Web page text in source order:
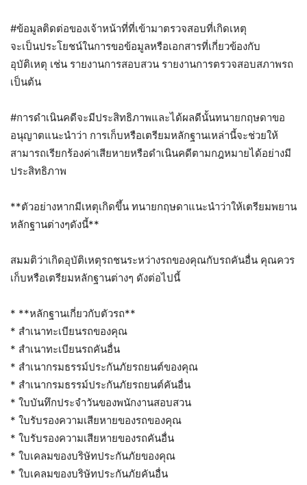
#ข้อมูลติดต่อของเจ้าหน้าที่ที่เข้ามาตรวจสอบที่เกิดเหตุ
จะเป็นประโยชน์ในการขอข้อมูลหรือเอกสารที่เกี่ยวข้องกับ
อุบัติเหตุ เช่น รายงานการสอบสวน รายงานการตรวจสอบสภาพรถ
เป็นต้น
#การดำเนินคดีจะมีประสิทธิภาพและได้ผลดีนั้นทนายกฤษดาขอ
อนุญาตแนะนำว่า การเก็บหรือเตรียมหลักฐานเหล่านี้จะช่วยให้
สามารถเรียกร้องค่าเสียหายหรือดำเนินคดีตามกฎหมายได้อย่างมี
ประสิทธิภาพ
**ตัวอย่างหากมีเหตุเกิดขึ้น ทนายกฤษดาแนะนำว่าให้เตรียมพยาน
หลักฐานต่างๆดังนี้**
สมมติว่าเกิดอุบัติเหตุรถชนระหว่างรถของคุณกับรถคันอื่น คุณควร
เก็บหรือเตรียมหลักฐานต่างๆ ดังต่อไปนี้
* **หลักฐานเกี่ยวกับตัวรถ**
* สำเนาทะเบียนรถของคุณ
* สำเนาทะเบียนรถคันอื่น
* สำเนากรมธรรม์ประกันภัยรถยนต์ของคุณ
* สำเนากรมธรรม์ประกันภัยรถยนต์คันอื่น
* ใบบันทึกประจำวันของพนักงานสอบสวน
* ใบรับรองความเสียหายของรถของคุณ
* ใบรับรองความเสียหายของรถคันอื่น
* ใบเคลมของบริษัทประกันภัยของคุณ
* ใบเคลมของบริษัทประกันภัยคันอื่น